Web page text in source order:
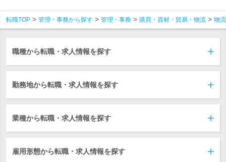
転職TOP 管理・事務から探す 管理・事務 購買・資材・貿易・物流 物
職種から転職・求人情報を探す
勤務地から転職・求人情報を探す
業種から転職・求人情報を探す
雇用形態から転職・求人情報を探す